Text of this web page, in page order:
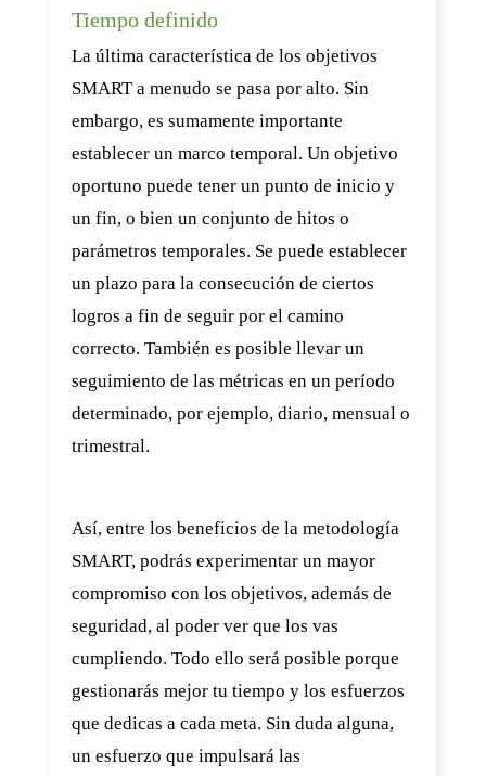
Tiempo definido
La última característica de los objetivos
SMART a menudo se pasa por alto. Sin
embargo, es sumamente importante
establecer un marco temporal. Un objetivo
oportuno puede tener un punto de inicio y
un fin, o bien un conjunto de hitos o
parámetros temporales. Se puede establecer
un plazo para la consecución de ciertos
logros a fin de seguir por el camino
correcto. También es posible llevar un
seguimiento de las métricas en un período
determinado, por ejemplo, diario, mensual o
trimestral.
Así, entre los beneficios de la metodología
SMART, podrás experimentar un mayor
compromiso con los objetivos, además de
seguridad, al poder ver que los vas
cumpliendo. Todo ello será posible porque
gestionarás mejor tu tiempo y los esfuerzos
que dedicas a cada meta. Sin duda alguna,
un esfuerzo que impulsará las